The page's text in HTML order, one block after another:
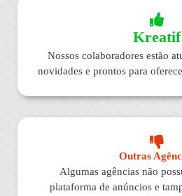
Kreatif
Nossos colaboradores estão
novidades e prontos para
Outras
Algumas agências não
plataforma de anúncios e